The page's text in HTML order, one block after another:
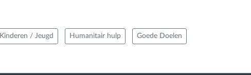
Kinderen / Jeugd Humanitair hulp Goede Doelen